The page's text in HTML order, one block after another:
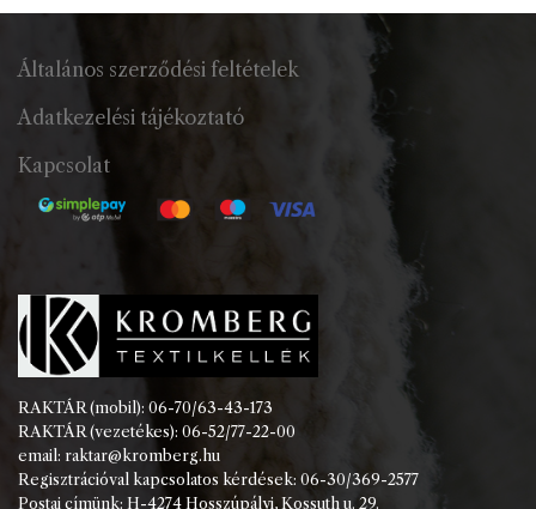
Általános szerződési feltételek
Adatkezelési tájékoztató
Kapcsolat
RAKTÁR (mobil): 06-70/63-43-173
RAKTÁR (vezetékes): 06-52/77-22-00
email: raktar@kromberg.hu
Regisztrációval kapcsolatos kérdések: 06-30/369-2577
Postai címünk: H-4274 Hosszúpályi, Kossuth u. 29.